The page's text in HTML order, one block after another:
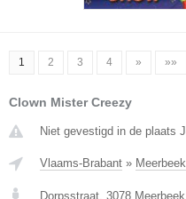
1 2 3 4 » »»
Clown Mister Creezy
Niet gevestigd in de plaats
Vlaams-Brabant » Meerbeek
Dorpsstraat, 3078 Meerbeek